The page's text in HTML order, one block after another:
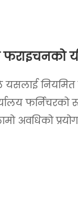
नियमित
फर्निचरको
अवधिको